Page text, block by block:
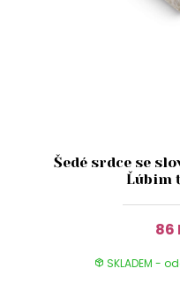
Šedé srdce se
Ľúbim
86
SKLADEM -